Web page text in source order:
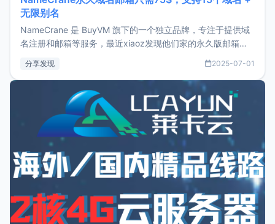
无限别名
NameCrane 是 BuyVM 旗下的一个独立品牌，专注于提供域
名注册和邮箱等服务，最近xiaoz发现他们家的永久版邮箱服
又实惠的域名邮箱，不妨尝试一下 NameCrane。注册
NameCraneNameCrane不支持直接注册，必须要购买
分享发现 2025-07-01